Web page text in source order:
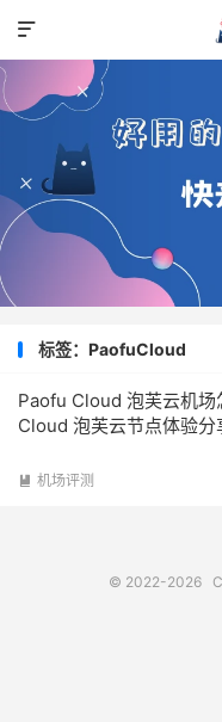

标签：PaofuCloud
Paofu Cloud 泡芙云机场
Cloud 泡芙云节点体验分
 机场评测
© 2022-2026